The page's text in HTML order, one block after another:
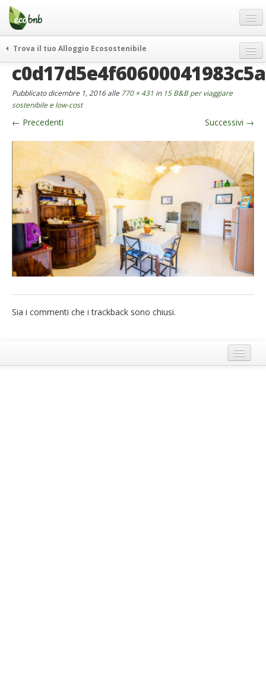
Menu
Salta
contenuto
Offerte Speciali
Regali
FAQ
Chi Siamo
Partner
Contatti
Italiano
German
English
Spanish
Italiano
Trova il tuo Alloggio Ecosostenibile
weekend green
curiosità
vivere e viaggiare verde
news ed eventi
ecohotel
rassegna stampa
Pubblicatodicembre 1, 2016alle 770 × 431 in 15 B&B per viaggiare
sostenibile e low-cost
← Precedenti Successivi →
Sia i commenti che i trackback sono chiusi.